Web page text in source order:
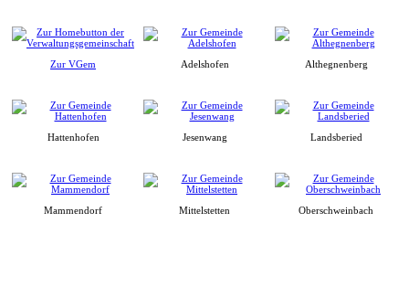
Zur VGem Adelshofen Althegnenberg
Hattenhofen Jesenwang Landsberied
Mammendorf Mittelstetten Oberschweinbach